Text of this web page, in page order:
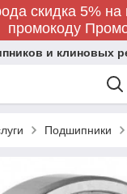
скидка 5% на
промокоду
и клиновых
Подшипники